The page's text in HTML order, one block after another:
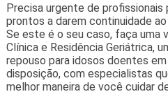
Precisa urgente de
prontos a darem continuidade
Se este é o seu caso, faça uma
Clínica e Residência Geriátrica,
repouso para idosos doentes
disposição, com especialistas
melhor maneira de você cuidar